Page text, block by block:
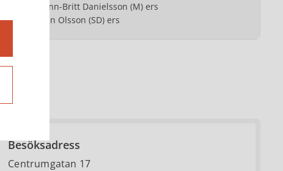
Ann-Britt Danielsson (M) ers
Jan Olsson (SD) ers
Besöksadress
Centrumgatan 17